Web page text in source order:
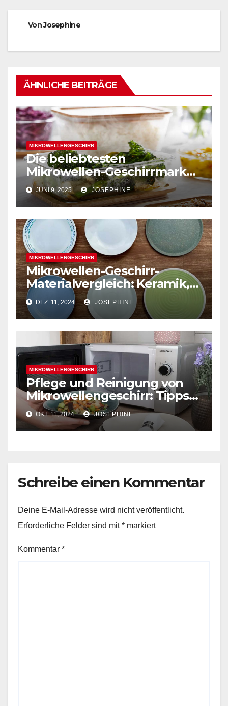
VonJosephine
ÄHNLICHE BEITRÄGE
MIKROWELLENGESCHIRR
Die beliebtesten
Mikrowellen-Geschirrmarken
2025
JUNI 9, 2025 JOSEPHINE
MIKROWELLENGESCHIRR
Mikrowellen-Geschirr-
Materialvergleich: Keramik,
Glas und Kunststoff
DEZ. 11, 2024 JOSEPHINE
MIKROWELLENGESCHIRR
Pflege und Reinigung von
Mikrowellengeschirr: Tipps
für Langlebigkeit und
Sicherheit
OKT. 11, 2024 JOSEPHINE
Schreibe einen Kommentar
Deine E-Mail-Adresse wird nicht veröffentlicht.
Erforderliche Felder sind mit* markiert
Kommentar *